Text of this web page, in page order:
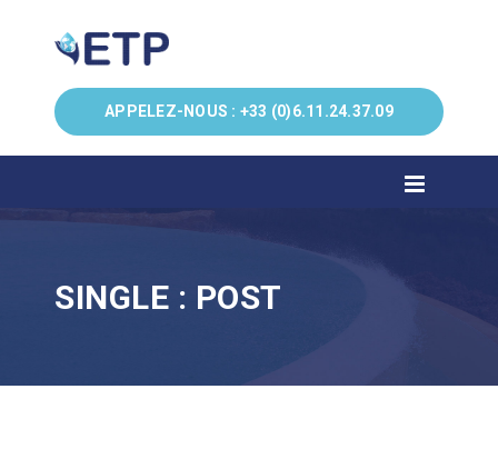
APPELEZ-NOUS : +33 (0)6.11.24.37.09
SINGLE : POST